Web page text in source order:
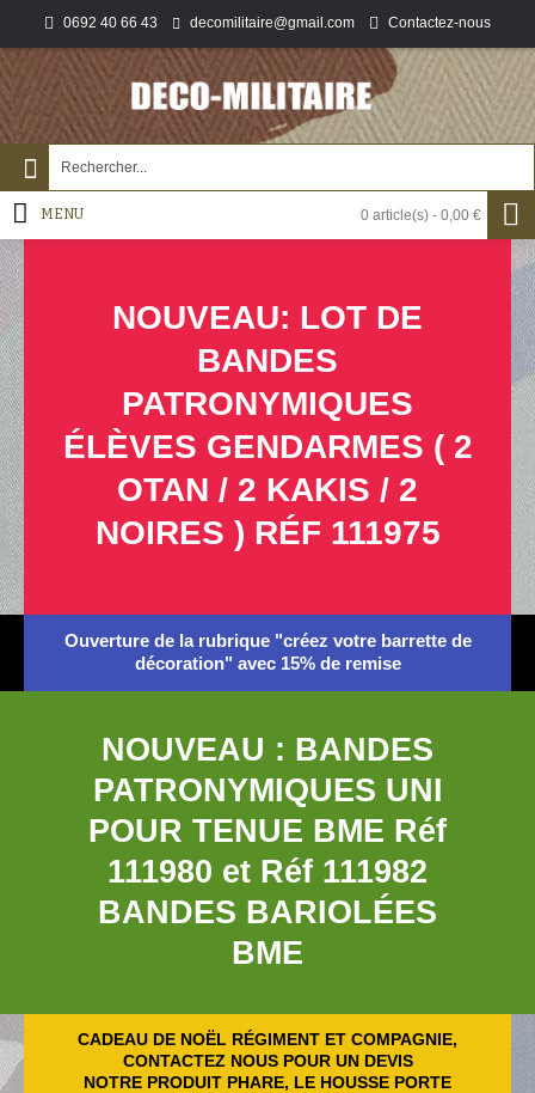
0692 40 66 43 decomilitaire@gmail.com Contactez-nous
0 article(s) - 0,00 €
MENU
NOUVEAU: LOT DE
BANDES
PATRONYMIQUES
ÉLÈVES GENDARMES ( 2
OTAN / 2 KAKIS / 2
NOIRES ) RÉF 111975
Ouverture de la rubrique "créez votre barrette de
décoration" avec 15% de remise
NOUVEAU : BANDES
PATRONYMIQUES UNI
POUR TENUE BME Réf
111980 et Réf 111982
BANDES BARIOLÉES
BME
CADEAU DE NOËL RÉGIMENT ET COMPAGNIE,
CONTACTEZ NOUS POUR UN DEVIS
NOTRE PRODUIT PHARE, LE HOUSSE PORTE